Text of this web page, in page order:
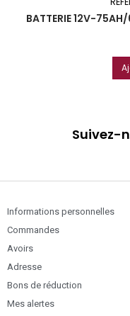
BATTERIE 12V-
Suivez-
Informations personnelles
Commandes
Avoirs
Adresse
Bons de réduction
Mes alertes